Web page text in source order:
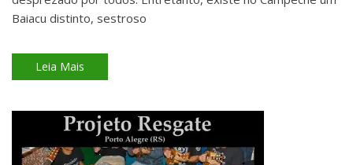
Baiacu distinto, sestroso
Leia Mais